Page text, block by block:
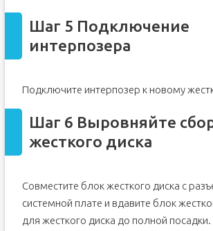
Шаг 5 Подключение
интерпозера
Подключите интерпозер к новому
Шаг 6 Выровняйте
жесткого диска
Совместите блок жесткого диска с
системной плате и вдавите блок
для жесткого диска до полной посадки.